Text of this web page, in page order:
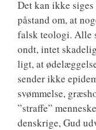
Det kan ikke
påstand om, at
falsk teo­lo­gi. Alle
ondt, intet
ligt, at
sen­der ikke
svøm­mel­se,
”straf­fe”
denskri­ge, Gud